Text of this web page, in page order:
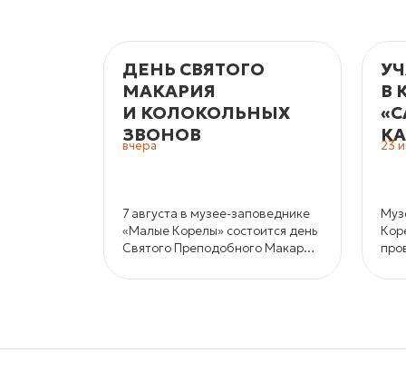
ДЕНЬ СВЯТОГО
МАКАРИЯ
И КОЛОКОЛЬНЫХ
ЗВОНОВ
вчера
7 августа в музее-заповеднике
«Малые Корелы» состоится день
Святого Преподобного Макария
В
23
и